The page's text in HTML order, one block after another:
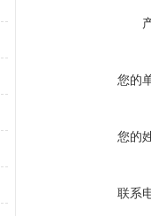
您的
您的
联系